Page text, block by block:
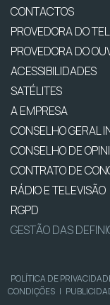
CONTACTOS
PROVEDORA DO
PROVEDORA DO
ACESSIBILIDADES
SATÉLITES
A EMPRESA
CONSELHO GERAL
CONSELHO DE
CONTRATO DE
RÁDIO E TELEVISÃO
RGPD
GESTÃO DAS
POLÍTICA DE
CONDIÇÕES |